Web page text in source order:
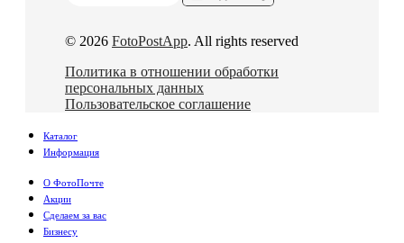
© 2026 FotoPostApp. All rights reserved
Политика в отношении обработки
персональных данных
Пользовательское соглашение
Каталог
Информация
О ФотоПочте
Акции
Сделаем за вас
Бизнесу